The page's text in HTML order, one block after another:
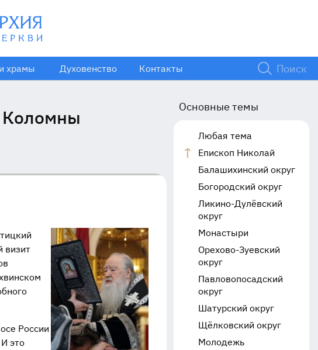
храмы Духовенство Контакты
Коломны
визит
России
это
Основные темы
Любая тема
Епископ Николай
Балашихинский округ
Богородский округ
Ликино-Дулёвский
округ
Монастыри
Орехово-Зуевский
округ
Павловопосадский
округ
Шатурский округ
Щёлковский округ
Молодежь